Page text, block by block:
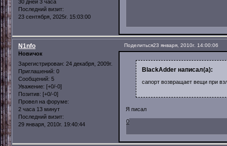
30 дней 3 часа
Последний визит:
23 сентября, 2025г. 15:03:00
Поделиться23 января, 2010г. 14:00:06
N1nfo
Новичок
Зарегистрирован: 24 декабря, 2009г.
Приглашений: 0
Сообщений: 5
Уважение: [+0/-0]
Позитив: [+0/-0]
Провел на форуме:
2 часа 13 минут
Последний визит:
29 января, 2010г. 19:40:44
BlackAdder написал(а):
сапорт возвращает вещи при
Я писал
0